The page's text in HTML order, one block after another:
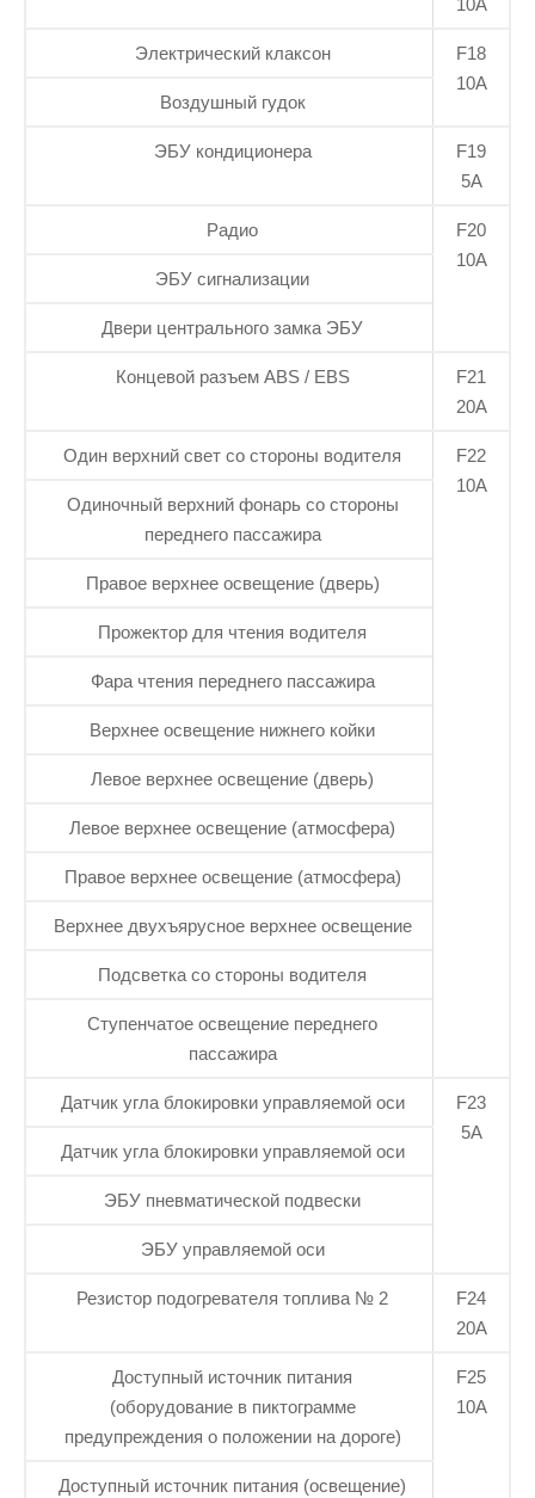
10А
Электрический клаксон
F18
10А
Воздушный гудок
ЭБУ кондиционера
F19
5А
Радио
F20
10А
ЭБУ сигнализации
Двери центрального замка ЭБУ
Концевой разъем ABS / EBS
F21
20А
Один верхний свет со стороны водителя
F22
10А
Одиночный верхний фонарь со стороны
переднего пассажира
Правое верхнее освещение (дверь)
Прожектор для чтения водителя
Фара чтения переднего пассажира
Верхнее освещение нижнего койки
Левое верхнее освещение (дверь)
Левое верхнее освещение (атмосфера)
Правое верхнее освещение (атмосфера)
Верхнее двухъярусное верхнее освещение
Подсветка со стороны водителя
Ступенчатое освещение переднего
пассажира
Датчик угла блокировки управляемой оси
F23
5А
Датчик угла блокировки управляемой оси
ЭБУ пневматической подвески
ЭБУ управляемой оси
Резистор подогревателя топлива № 2
F24
20А
Доступный источник питания
(оборудование в пиктограмме
предупреждения о положении на дороге)
F25
10А
Доступный источник питания (освещение)